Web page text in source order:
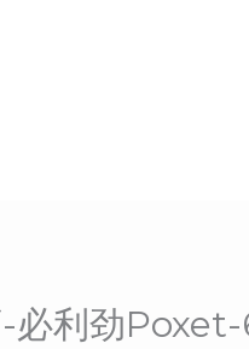
必利劲Poxet-